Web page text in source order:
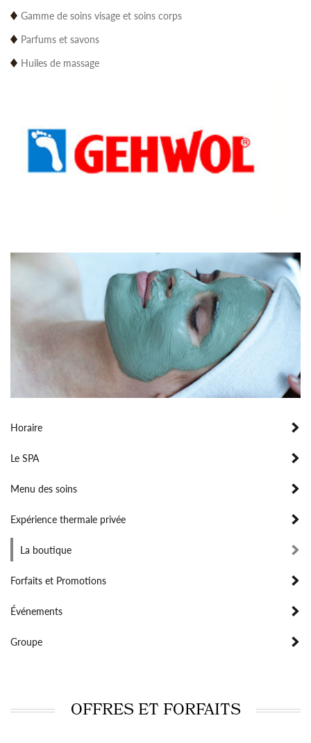
Gamme de soins visage et soins corps
Parfums et savons
Huiles de massage
Horaire
Le SPA
Menu des soins
Expérience thermale privée
La boutique
Forfaits et Promotions
Événements
Groupe
OFFRES ET FORFAITS